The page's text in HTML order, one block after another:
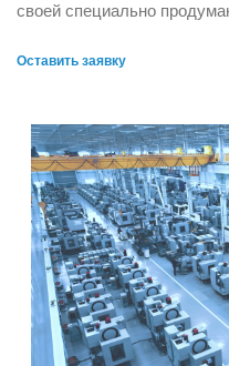
своей специально
Оставить заявку